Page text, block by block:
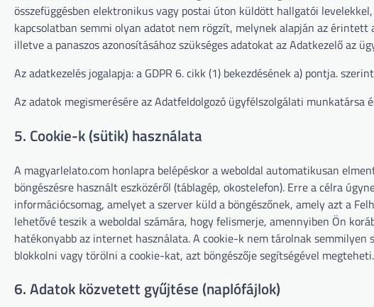
összefüggésben elektronikus vagy postai úton küldött hallgatói
kapcsolatban semmi olyan adatot nem rögzít, melynek alapján az érintett
illetve a panaszos azonosításához szükséges adatokat az Adatkezelő az
Az adatkezelés jogalapja: a GDPR 6. cikk (1) bekezdésének a) pontja.
Az adatok megismerésére az Adatfeldolgozó ügyfélszolgálati munkatársa
5. Cookie-k (sütik) használata
A magyarlelato.com honlapra belépéskor a weboldal automatikusan
böngészésre használt eszközéről (táblagép, okostelefon). Erre a célra
információcsomag, amelyet a szerver küld a böngészőnek, amely azt a
lehetővé teszik a weboldal számára, hogy felismerje, amennyiben Ön
hatékonyabb az internet használata. A cookie-k nem tárolnak
blokkolni vagy törölni a cookie-kat, azt böngészője segítségével megteheti.
6. Adatok közvetett gyűjtése (naplófájlok)